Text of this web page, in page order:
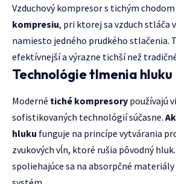
Vzduchový kompresor s tichým chodom
kompresiu, pri ktorej sa vzduch stláča
namiesto jedného prudkého stlačenia.
efektívnejší a výrazne tichší než
Technológie tlmenia hluku
Moderné tiché kompresory používajú
sofistikovaných technológií súčasne.
hluku funguje na princípe vytvárania
zvukových vĺn, ktoré rušia pôvodný hluk.
spoliehajúce sa na absorpčné